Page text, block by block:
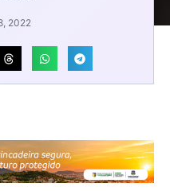
2022